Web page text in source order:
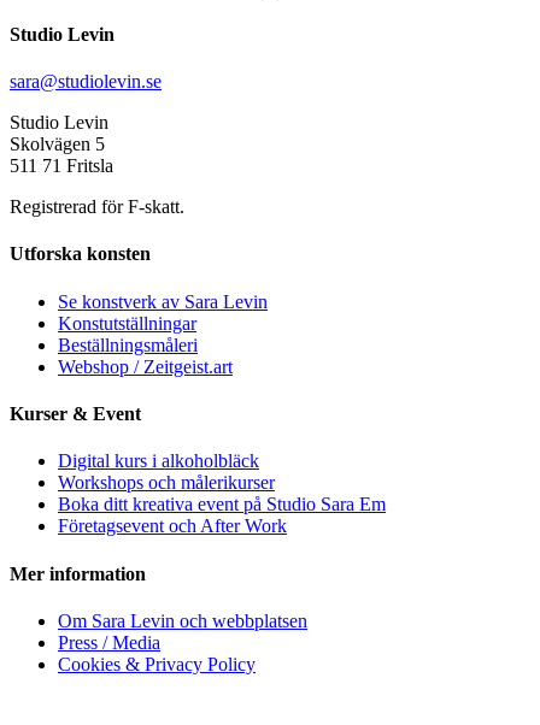
Studio Levin
sara@studiolevin.se
Studio Levin
Skolvägen 5
511 71 Fritsla
Registrerad för F-skatt.
Utforska konsten
Se konstverk av Sara Levin
Konstutställningar
Beställningsmåleri
Webshop / Zeitgeist.art
Kurser & Event
Digital kurs i alkoholbläck
Workshops och målerikurser
Boka ditt kreativa event på Studio Sara Em
Företagsevent och After Work
Mer information
Om Sara Levin och webbplatsen
Press / Media
Cookies & Privacy Policy